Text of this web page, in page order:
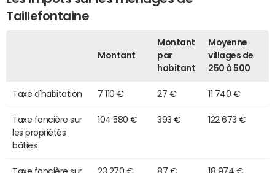
Taillefontaine
Montant
Montant
par
habitant
Moyenne
villages de
250 à 500
Taxe d'habitation 7 110 € 27 € 11 740 €
Taxe foncière sur
les propriétés
bâties
104 580 € 393 € 122 673 €
Taxe foncière sur
23 270 € 87 € 18 974 €